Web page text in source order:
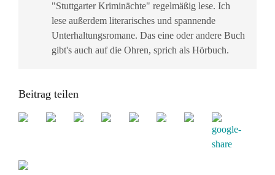
"Stuttgarter Kriminächte" regelmäßig lese. Ich
lese außerdem literarisches und spannende
Unterhaltungsromane. Das eine oder andere Buch
gibt's auch auf die Ohren, sprich als Hörbuch.
Beitrag teilen